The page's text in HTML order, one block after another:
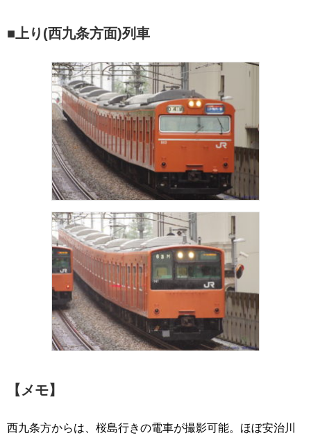
■上り(西九条方面)列車
【メモ】
西九条方からは、桜島行きの電車が撮影可能。ほぼ安治川